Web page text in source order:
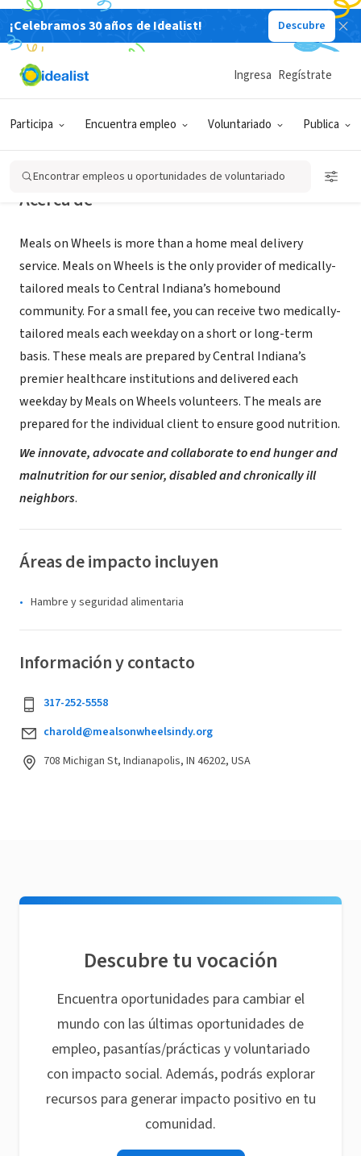
¡Celebramos 30 años de Idealist! Descubre
Participa Encuentra empleo Voluntariado Publica
Ingresa Regístrate
Encontrar empleos u oportunidades de voluntariado
ORGANIZACIÓN SIN FIN DE LUCRO
meals on wheels of central Indiana
Acerca de
Meals on Wheels is more than a home meal delivery
service. Meals on Wheels is the only provider of medically-
tailored meals to Central Indiana’s homebound
community. For a small fee, you can receive two medically-
tailored meals each weekday on a short or long-term
basis. These meals are prepared by Central Indiana’s
premier healthcare institutions and delivered each
weekday by Meals on Wheels volunteers. The meals are
prepared for the individual client to ensure good nutrition.
We innovate, advocate and collaborate to end hunger and
malnutrition for our senior, disabled and chronically ill
neighbors.
Áreas de impacto incluyen
Hambre y seguridad alimentaria
Información y contacto
317-252-5558
charold@mealsonwheelsindy.org
708 Michigan St, Indianapolis, IN 46202, USA
Descubre tu vocación
Encuentra oportunidades para cambiar el
mundo con las últimas oportunidades de
empleo, pasantías/prácticas y voluntariado
con impacto social. Además, podrás explorar
recursos para generar impacto positivo en tu
comunidad.